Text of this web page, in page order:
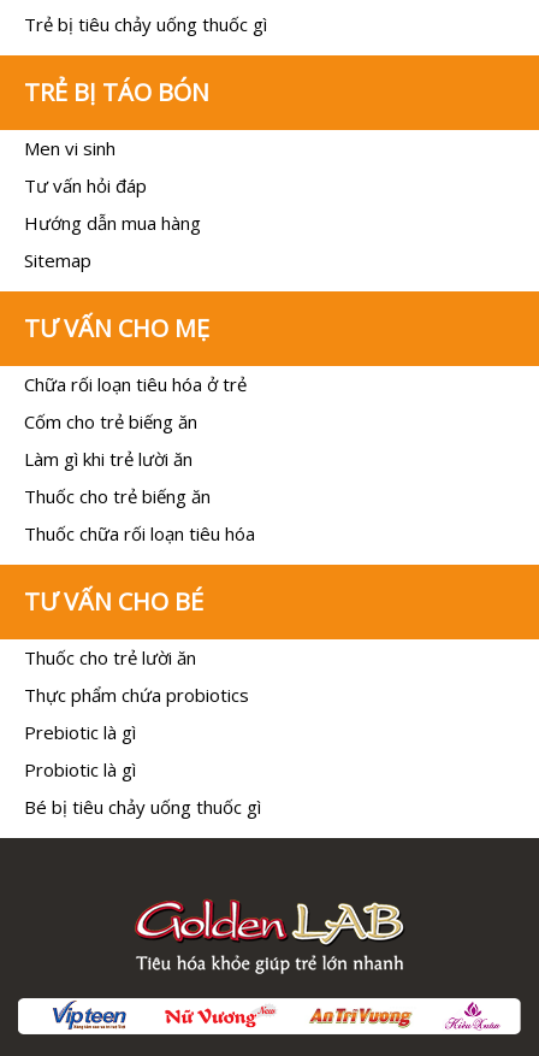
Trẻ bị tiêu chảy uống thuốc gì
TRẺ BỊ TÁO BÓN
Men vi sinh
Tư vấn hỏi đáp
Hướng dẫn mua hàng
Sitemap
TƯ VẤN CHO MẸ
Chữa rối loạn tiêu hóa ở trẻ
Cốm cho trẻ biếng ăn
Làm gì khi trẻ lười ăn
Thuốc cho trẻ biếng ăn
Thuốc chữa rối loạn tiêu hóa
TƯ VẤN CHO BÉ
Thuốc cho trẻ lười ăn
Thực phẩm chứa probiotics
Prebiotic là gì
Probiotic là gì
Bé bị tiêu chảy uống thuốc gì